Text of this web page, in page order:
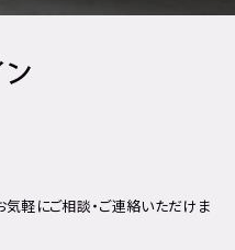
気軽にご相談・ご連絡いただけま